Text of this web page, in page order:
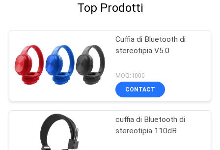
Top Prodotti
Cuffia di Bluetooth di
stereotipia V5.0
MOQ:1000
CONTACT
cuffia di Bluetooth di
stereotipia 110dB